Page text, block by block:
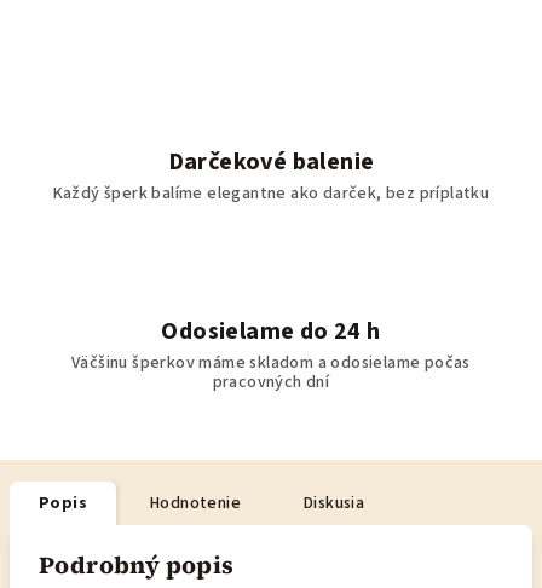
Darčekové balenie
Každý šperk balíme elegantne ako darček, bez príplatku
Odosielame do 24 h
Väčšinu šperkov máme skladom a odosielame počas
pracovných dní
Popis Hodnotenie Diskusia
Podrobný popis